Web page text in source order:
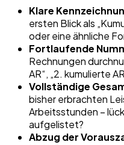
Klare
ersten Blick als
oder eine ähnliche
Fortlaufende
Rechnungen
AR“, „2. kumulierte
Vollständige
bisher erbrachten
Arbeitsstunden –
aufgelistet?
Abzug der